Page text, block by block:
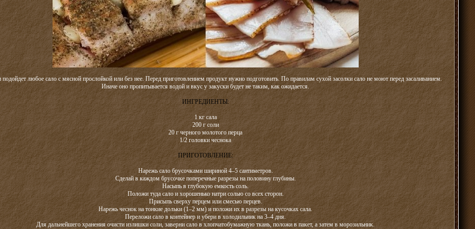
подойдет любое сало с мясной прослойкой или без нее. Перед приготовлением продукт нужно подготовить. По правилам сухой засолки сало не моют перед засаливанием.
Иначе оно пропитывается водой и вкус у закуски будет не таким, как ожидается.
ИНГРЕДИЕНТЫ:
1 кг сала
200 г соли
20 г черного молотого перца
1/2 головки чеснока
ПРИГОТОВЛЕНИЕ:
Нарежь сало брусочками шириной 4–5 сантиметров.
Сделай в каждом брусочке поперечные разрезы на половину глубины.
Насыпь в глубокую емкость соль.
Положи туда сало и хорошенько натри солью со всех сторон.
Присыпь сверху перцем или смесью перцев.
Нарежь чеснок на тонкие дольки (1–2 мм) и положи их в разрезы на кусочках сала.
Переложи сало в контейнер и убери в холодильник на 3–4 дня.
Для дальнейшего хранения очисти излишки соли, заверни сало в хлопчатобумажную ткань, положи в пакет, а затем в морозильник.